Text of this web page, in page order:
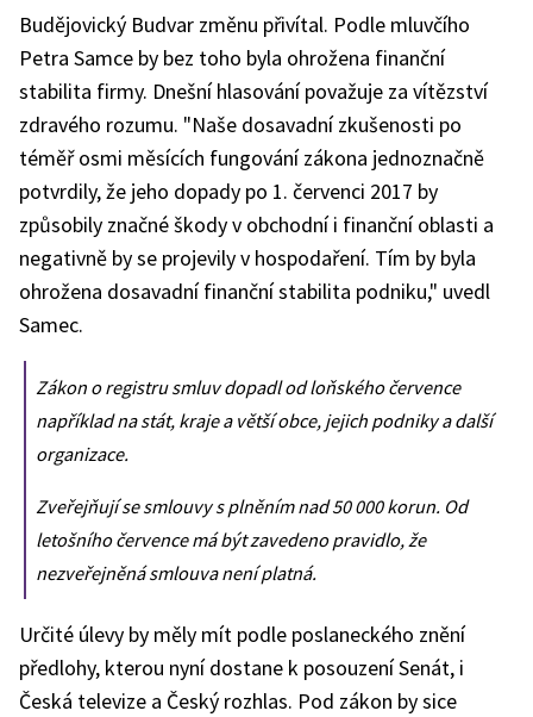
Budějovický Budvar změnu přivítal. Podle mluvčího
Petra Samce by bez toho byla ohrožena finanční
stabilita firmy. Dnešní hlasování považuje za vítězství
zdravého rozumu. "Naše dosavadní zkušenosti po
téměř osmi měsících fungování zákona jednoznačně
potvrdily, že jeho dopady po 1. červenci 2017 by
způsobily značné škody v obchodní i finanční oblasti a
negativně by se projevily v hospodaření. Tím by byla
ohrožena dosavadní finanční stabilita podniku," uvedl
Samec.
Zákon o registru smluv dopadl od loňského července
například na stát, kraje a větší obce, jejich podniky a další
organizace.
Zveřejňují se smlouvy s plněním nad 50 000 korun. Od
letošního července má být zavedeno pravidlo, že
nezveřejněná smlouva není platná.
Určité úlevy by měly mít podle poslaneckého znění
předlohy, kterou nyní dostane k posouzení Senát, i
Česká televize a Český rozhlas. Pod zákon by sice